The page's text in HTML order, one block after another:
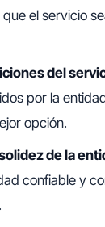
el servicio
del
por la
opción.
de la
confiable y